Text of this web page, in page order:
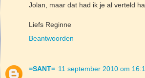
Jolan, maar dat had ik je al verteld
Liefs Reginne
Beantwoorden
=SANT= 11 september 2010 om